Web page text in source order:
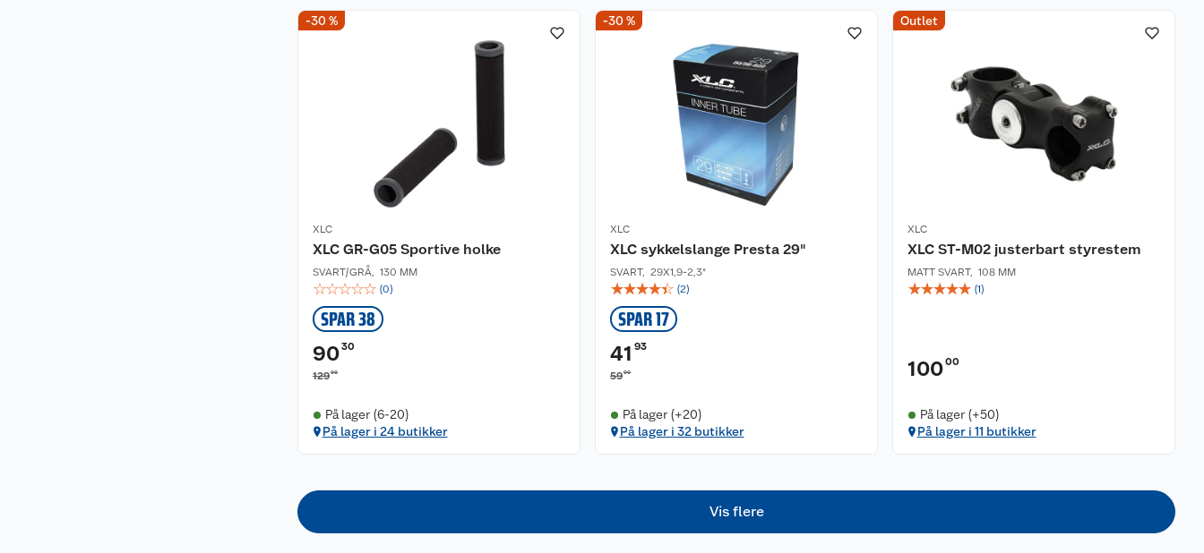
-30 %
XLC
XLC GR-G05 Sportive holke
SVART/GRÅ, 130 MM
☆☆☆☆☆ (0)
SPAR 38
9030
12900
På lager (6-20)
På lager i 24 butikker
-30 %
XLC
XLC sykkelslange Presta 29"
SVART, 29X1,9-2,3"
☆☆☆☆☆ (2)
SPAR 17
41 93
5990
På lager (+20)
På lager i 32 butikker
Outlet
XLC
XLC ST-M02 justerbart styrestem
MATT SVART, 108 MM
☆☆☆☆☆ (1)
10000
På lager (+50)
På lager i 11 butikker
Vis flere